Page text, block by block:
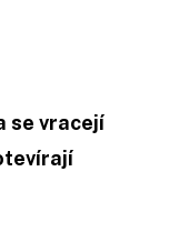
se vracejí